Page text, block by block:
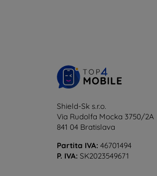
Shield-Sk s.r.o.
Via Rudolfa Mocka 3750/2A
841 04 Bratislava
Partita IVA: 46701494
P. IVA: SK2023549671